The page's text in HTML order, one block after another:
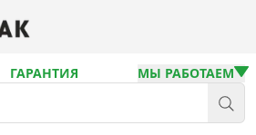
ГАРАНТИЯ МЫ РАБОТАЕМ